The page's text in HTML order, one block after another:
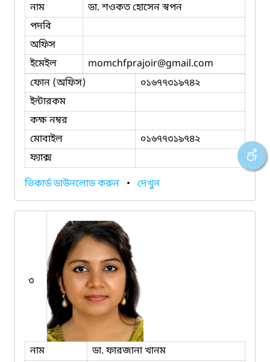
নাম
ডা. শওকত হোসেন স্বপন
পদবি
অফিস
ইমেইল
momchfprajoir@gmail.com
ফোন (অফিস)
০১৬৭৭৩১৯৭৪২
ইন্টারকম
কক্ষ নম্বর
মোবাইল
০১৬৭৭৩১৯৭৪২
ফ্যাক্স
ভিকার্ড ডাউনলোড করুন • দেখুন
৩
নাম
ডা. ফারজানা খানম